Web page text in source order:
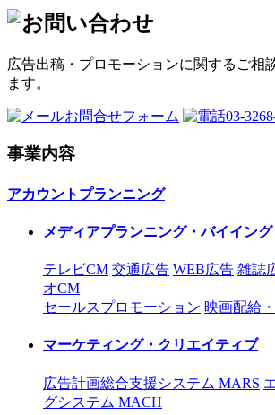
広告出稿・プロモーションに関するご相
ます。
お問合せフォーム 03-
事業内容
アカウントプランニング
メディアプランニング・バイイング
テレビCM 交通広告 WEB広告 雑誌
オCM
セールスプロモーション 映画配給
マーケティング・クリエイティブ
広告計画総合支援システム MARS
グシステム MACH